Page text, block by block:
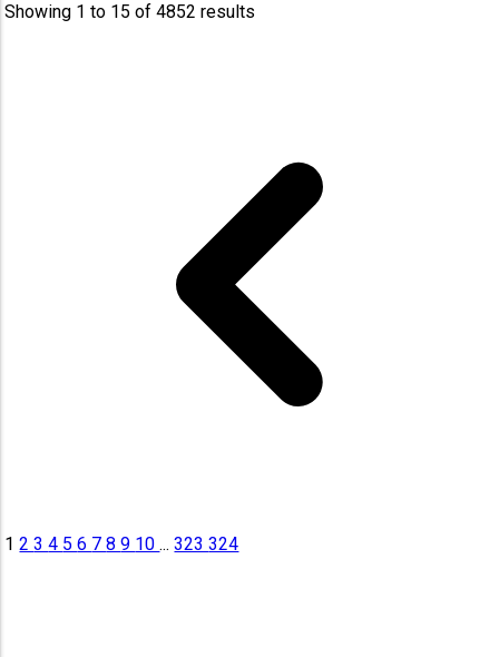
Showing 1 to 15 of4852 results
1 234 56 789 10... 323324